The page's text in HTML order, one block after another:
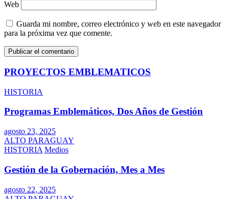
Web
Guarda mi nombre, correo electrónico y web en este navegador
para la próxima vez que comente.
PROYECTOS EMBLEMATICOS
HISTORIA
Programas Emblemáticos, Dos Años de Gestión
agosto 23, 2025
ALTO PARAGUAY
HISTORIA Medios
Gestión de la Gobernación, Mes a Mes
agosto 22, 2025